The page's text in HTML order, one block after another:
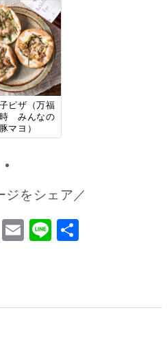
ピザ（万福
みんなの
マヨ）
ジをシェア／
X Email
Line